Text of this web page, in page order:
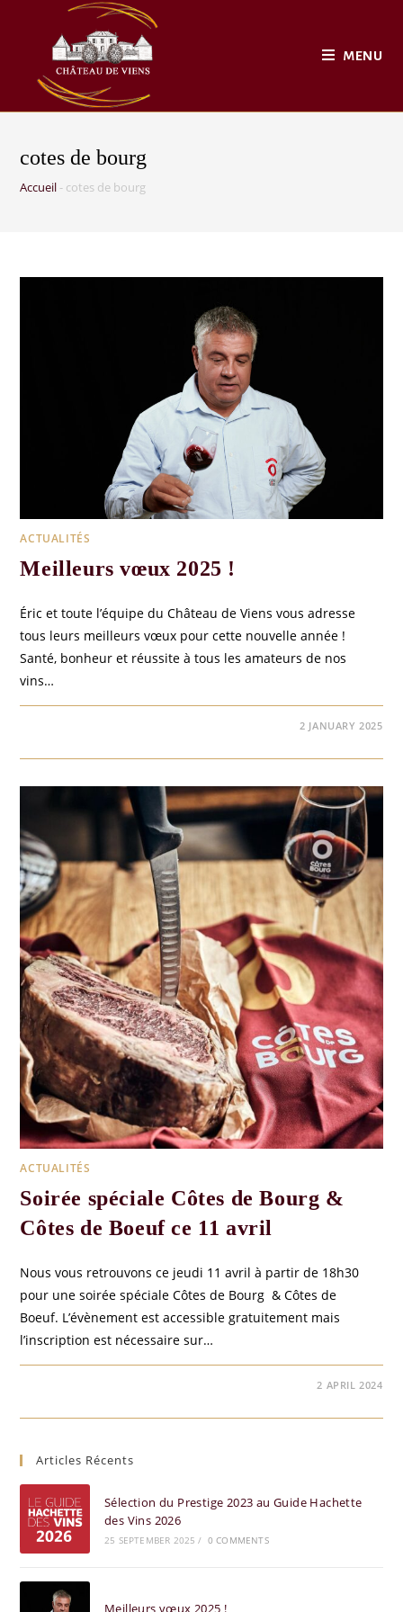
MENU
cotes de bourg
Accueil - cotes de bourg
ACTUALITÉS
Meilleurs vœux 2025 !
Éric et toute l’équipe du Château de Viens vous adresse
tous leurs meilleurs vœux pour cette nouvelle année !
Santé, bonheur et réussite à tous les amateurs de nos
vins…
2 JANUARY 2025
ACTUALITÉS
Soirée spéciale Côtes de Bourg &
Côtes de Boeuf ce 11 avril
Nous vous retrouvons ce jeudi 11 avril à partir de 18h30
pour une soirée spéciale Côtes de Bourg & Côtes de
Boeuf. L’évènement est accessible gratuitement mais
l’inscription est nécessaire sur…
2 APRIL 2024
Articles Récents
Sélection du Prestige 2023 au Guide Hachette
des Vins 2026
25 SEPTEMBER 2025 / 0 COMMENTS
Meilleurs vœux 2025 !